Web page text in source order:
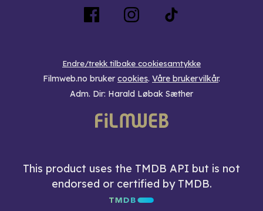
Endre/trekk tilbake cookiesamtykke
Filmweb.no bruker cookies. Våre brukervilkår.
Adm. Dir: Harald Løbak Sæther
This product uses the TMDB API but is not
endorsed or certified by TMDB.